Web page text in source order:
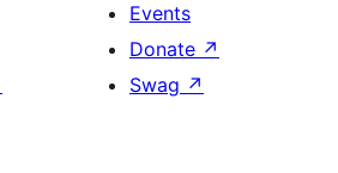
Events
Donate ↗
Swag ↗